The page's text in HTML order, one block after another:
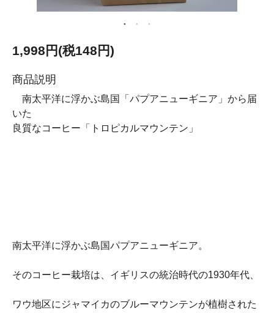
1,998円(税148円)
商品説明
南太平洋に浮かぶ島国「パプアニューギニア」から届
いた
良質なコーヒー「トロピカルマウンテン」
南太平洋に浮かぶ島国パプアニューギニア。
そのコーヒー栽培は、イギリスの統治時代の1930年代、
ワウ地区にジャマイカのブルーマウンテンが植樹された